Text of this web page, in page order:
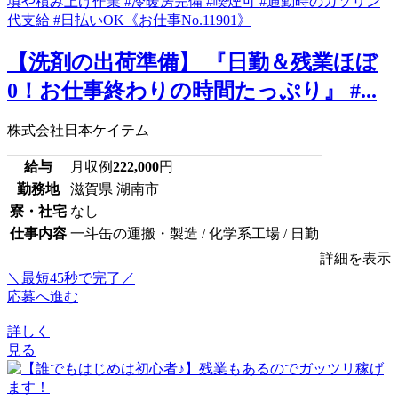
【洗剤の出荷準備】 『日勤＆残業ほぼ
0！お仕事終わりの時間たっぷり』 #...
株式会社日本ケイテム
給与 月収例222,000円
勤務地
滋賀県 湖南市
寮・社宅 なし
仕事内容 一斗缶の運搬・製造 / 化学系工場 / 日勤
詳細を表示
＼最短45秒で完了／
応募へ進む
詳しく
見る